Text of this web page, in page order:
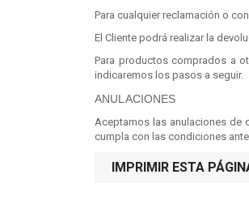
Para cualquier reclamación o
El Cliente podrá realizar la
Para productos comprados a
indicaremos los pasos a seguir.
ANULACIONES
Aceptamos las anulaciones de
cumpla con las condiciones